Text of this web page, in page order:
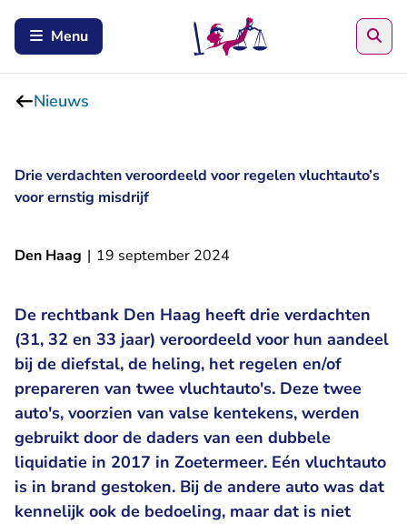
Menu
Nieuws
Drie verdachten veroordeeld voor regelen vluchtauto’s
voor ernstig misdrijf
Den Haag | 19 september 2024
De rechtbank Den Haag heeft drie verdachten
(31, 32 en 33 jaar) veroordeeld voor hun aandeel
bij de diefstal, de heling, het regelen en/of
prepareren van twee vluchtauto's. Deze twee
auto's, voorzien van valse kentekens, werden
gebruikt door de daders van een dubbele
liquidatie in 2017 in Zoetermeer. Eén vluchtauto
is in brand gestoken. Bij de andere auto was dat
kennelijk ook de bedoeling, maar dat is niet